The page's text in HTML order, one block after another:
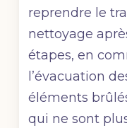
reprendre le
nettoyage
étapes, en
l’évacuation
éléments
qui ne sont